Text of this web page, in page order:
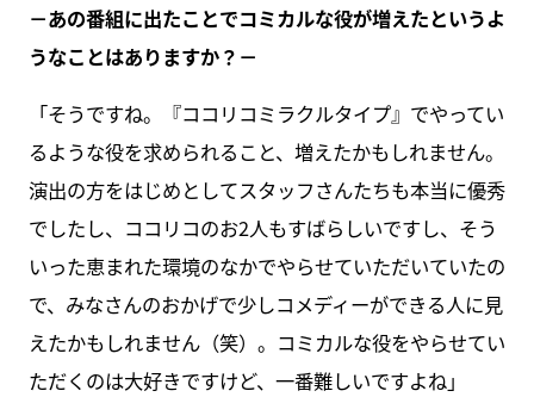
－あの番組に出たことでコミカルな役が増えたというよ
うなことはありますか？－
「そうですね。『ココリコミラクルタイプ』でやってい
るような役を求められること、増えたかもしれません。
演出の方をはじめとしてスタッフさんたちも本当に優秀
でしたし、ココリコのお2人もすばらしいですし、そう
いった恵まれた環境のなかでやらせていただいていたの
で、みなさんのおかげで少しコメディーができる人に見
えたかもしれません（笑）。コミカルな役をやらせてい
ただくのは大好きですけど、一番難しいですよね」